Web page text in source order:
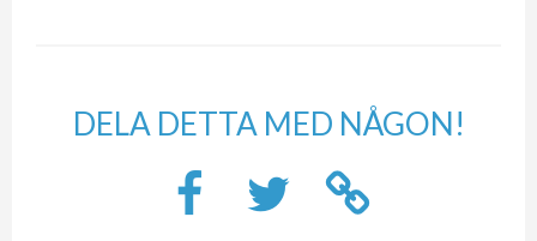
DELA DETTA MED NÅGON!